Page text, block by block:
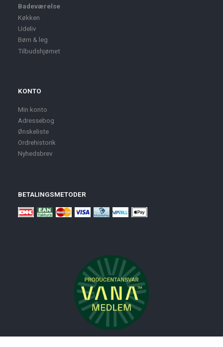
Badeværelse
Køkken
Udeliv
Børn & leg
Tilbudshjørnet
KONTO
Min konto
Adressebog
Ønskeliste
Ordrehistorik
Nyhedsbrev
BETALINGSMETODER